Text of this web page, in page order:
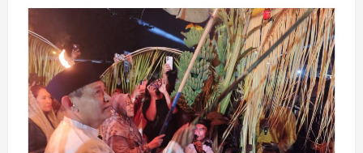
Hari
Kedua
IdulFitri,Gubernur
Terima
Bupati
Bone
Bolango,Ismet
Mile